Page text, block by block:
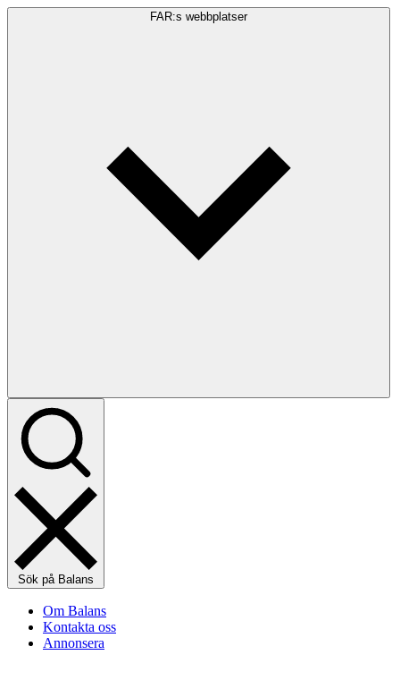
FAR:s webbplatser
Sök på Balans
Om Balans
Kontakta oss
Annonsera